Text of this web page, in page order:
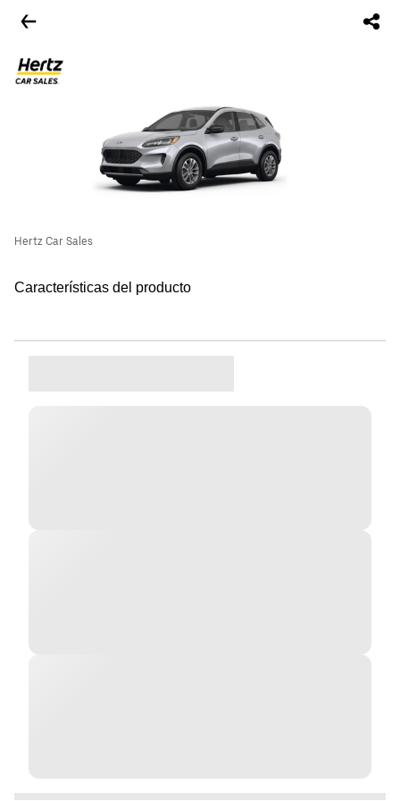
Hertz Car Sales
Características del producto